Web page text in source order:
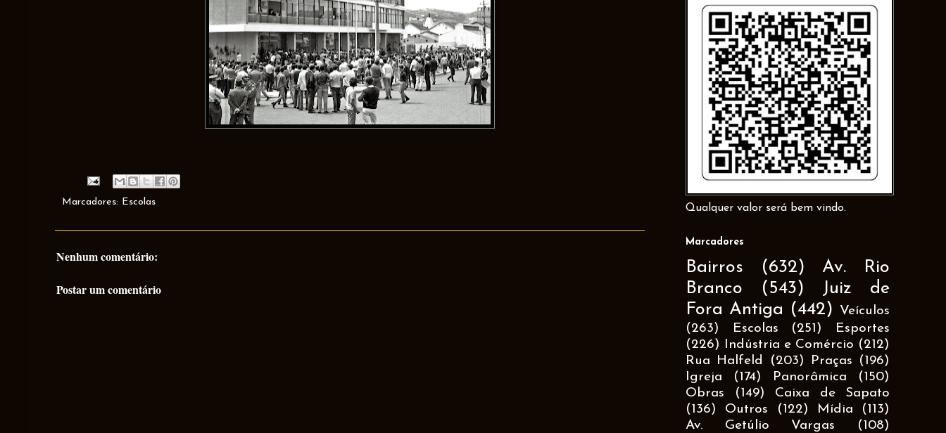
Marcadores: Escolas
Nenhum comentário:
Postar um comentário
Qualquer valor será bem vindo.
Marcadores
Bairros (632)
Av. Rio
Branco
(543)
Juiz de
Fora Antiga (442)
Veículos
(263)
Escolas (251)
Esportes
(226)
Indústria e Comércio (212)
Rua Halfeld
(203) Praças
(196)
Igreja
(174) Panorâmica
(150)
Obras
(149)
Caixa de Sapato
(136)
Outros (122) Mídia
(113)
Av. Getúlio Vargas
(108)